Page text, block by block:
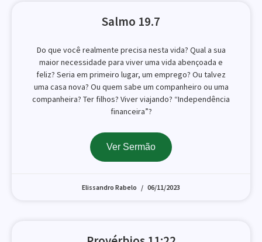
Salmo 19.7
Do que você realmente precisa nesta vida? Qual a sua
maior necessidade para viver uma vida abençoada e
feliz? Seria em primeiro lugar, um emprego? Ou talvez
uma casa nova? Ou quem sabe um companheiro ou uma
companheira? Ter filhos? Viver viajando? “Independência
financeira”?
Ver Sermão
Elissandro Rabelo 06/11/2023